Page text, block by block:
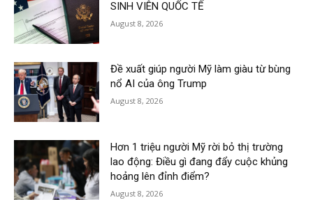
SINH VIÊN QUỐC TẾ
August 8, 2026
Đề xuất giúp người Mỹ làm giàu từ bùng
nổ AI của ông Trump
August 8, 2026
Hơn 1 triệu người Mỹ rời bỏ thị trường
lao động: Điều gì đang đẩy cuộc khủng
hoảng lên đỉnh điểm?
August 8, 2026